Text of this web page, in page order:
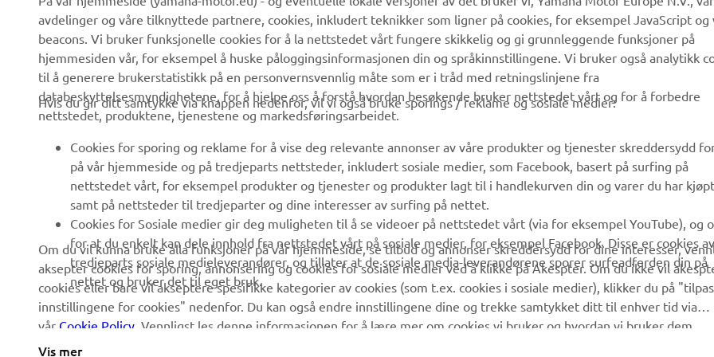
Arrangementer
Yamaha Press
Brosjyrer
Jobber hos Yamaha
Bli en forhandler
Retningslinjer For
Menneskerettigheter
Grunnleggende
Retningslinjer For
Bærekraft
Whistleblower Channel
Golfbaner
Redningstjeneste
Kjøreskoler
Robotics
Partnerskap
Teknisk informasjon for
frittstående forhandlere
Yamalube Safety Data
Sheets
Yamaha Racing
Yamaha Motor Global
Finn en Yamaha-forhandler
Håndtering av brukte
batterier
avdelinger og våre tilknyttede partnere, cookies, inkludert teknikker som ligner på cookies, for eksempel JavaScript og
beacons. Vi bruker funksjonelle cookies for å la nettstedet vårt fungere skikkelig og gi grunnleggende funksjoner på
hjemmesiden vår, for eksempel å huske påloggingsinformasjonen din og språkinnstillingene. Vi bruker også analytikk
til å generere brukerstatistikk på en personvernsvennlig måte som er i tråd med retningslinjene fra
databeskyttelsesmyndighetene, for å hjelpe oss å forstå hvordan besøkende bruker nettstedet vårt og for å forbedre
nettstedet, produktene, tjenestene og markedsføringsarbeidet.
Hvis du gir ditt samtykke via knappen nedenfor, vil vi også bruke sporings / reklame og sosiale medier:
Cookies for sporing og reklame for å vise deg relevante annonser av våre produkter og tjenester skreddersydd
på vår hjemmeside og på tredjeparts nettsteder, inkludert sosiale medier, som Facebook, basert på surfing på
nettstedet vårt, for eksempel produkter og tjenester og produkter lagt til i handlekurven din og varer du har
samt på nettsteder til tredjeparter og dine interesser av surfing på nettet.
Cookies for Sosiale medier gir deg muligheten til å se videoer på nettstedet vårt (via for eksempel YouTube), og
for at du enkelt kan dele innhold fra nettstedet vårt på sosiale medier, for eksempel Facebook. Disse er cookies av
tredjeparts sosiale medieleverandører, og tillater at de sosiale media-leverandørene sporer surfeadferden din på
nettet og bruker det til eget bruk.
Om du vil kunna bruke alla funksjoner på vår hjemmeside, se tilbud og annonser skreddersydd for dine interesser,
aksepter cookies for sporing, annonsering og cookies for sosiale medier ved å klikke på Akespter. Om du ikke vil
cookies eller bare vil akseptere spesifikke kategorier av cookies (som t.ex. cookies i sosiale medier), klikker du på
innstillingene for cookies" nedenfor. Du kan også endre innstillingene dine og trekke samtykket ditt til enhver tid via
vår Cookie Policy . Vennligst les denne informasjonen for å lære mer om cookies vi bruker og hvordan vi bruker dem.
Vis mer